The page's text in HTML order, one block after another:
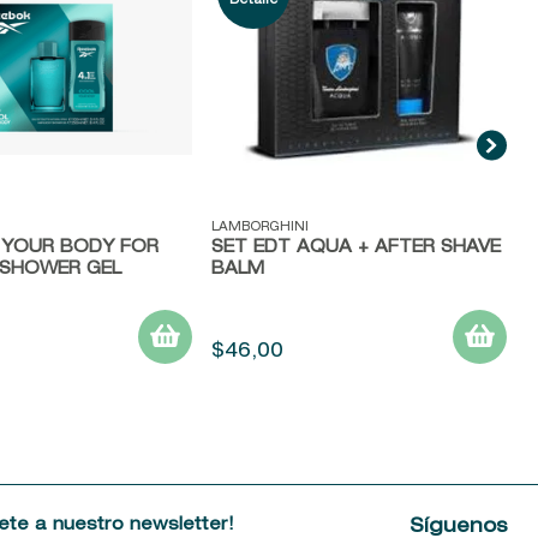
BODY FOR
GEL
Vista rápida
LAMBORGHINI
SET EDT AQUA + AFTER SHAVE
BALM
$46,00
a nuestro newsletter! Síguenos